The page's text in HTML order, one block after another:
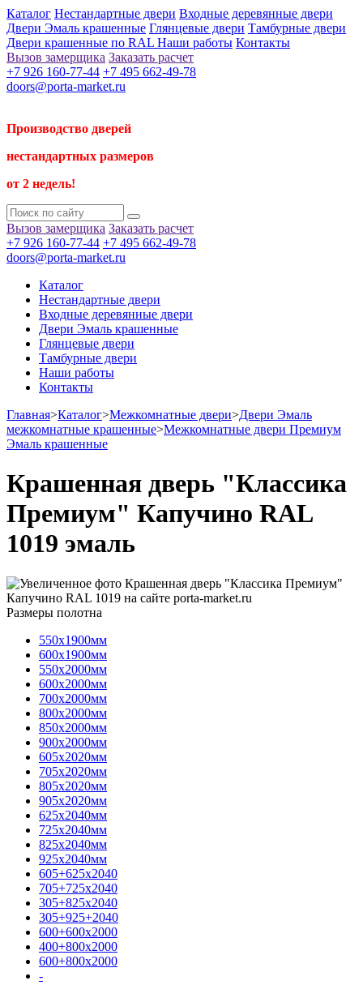
Каталог Нестандартные двери Входные деревянные двери
Двери Эмаль крашенные Глянцевые двери Тамбурные двери
Двери крашенные по RAL Наши работы Контакты
Вызов замерщика Заказать расчет
+7 926 160-77-44 +7 495 662-49-78
doors@porta-market.ru
Производство дверей
нестандартных размеров
от 2 недель!
Вызов замерщика Заказать расчет
+7 926 160-77-44 +7 495 662-49-78
doors@porta-market.ru
Каталог
Нестандартные двери
Входные деревянные двери
Двери Эмаль крашенные
Глянцевые двери
Тамбурные двери
Наши работы
Контакты
Главная>Каталог>Межкомнатные двери>Двери Эмаль
межкомнатные крашенные>Межкомнатные двери Премиум
Эмаль крашенные
Крашенная дверь "Классика
Премиум" Капучино RAL
1019 эмаль
Размеры полотна
550х1900мм
600х1900мм
550х2000мм
600х2000мм
700х2000мм
800х2000мм
850х2000мм
900х2000мм
605х2020мм
705х2020мм
805х2020мм
905х2020мм
625х2040мм
725х2040мм
825х2040мм
925х2040мм
605+625х2040
705+725х2040
305+825х2040
305+925+2040
600+600х2000
400+800х2000
600+800х2000
-